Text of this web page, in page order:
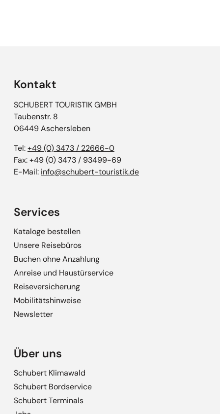
Kontakt
SCHUBERT TOURISTIK GMBH
Taubenstr. 8
06449 Aschersleben
Tel:+49 (0) 3473 / 22666-0
Fax: +49 (0) 3473 / 93499-69
E-Mail: info@schubert-touristik.de
Services
Kataloge bestellen
Unsere Reisebüros
Buchen ohne Anzahlung
Anreise und Haustürservice
Reiseversicherung
Mobilitätshinweise
Newsletter
Über uns
Schubert Klimawald
Schubert Bordservice
Schubert Terminals